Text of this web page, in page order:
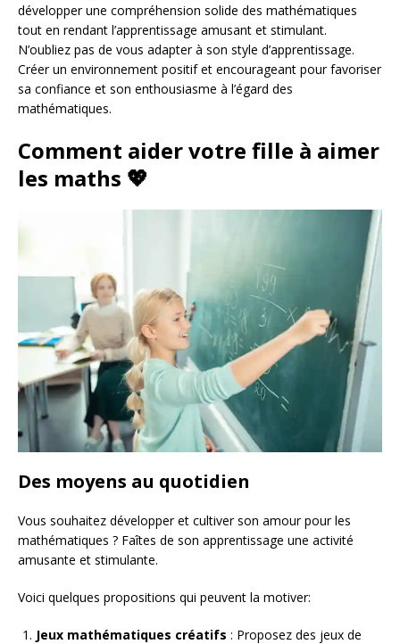
développer une compréhension solide des mathématiques
tout en rendant l’apprentissage amusant et stimulant.
N’oubliez pas de vous adapter à son style d’apprentissage.
Créer un environnement positif et encourageant pour favoriser
sa confiance et son enthousiasme à l’égard des
mathématiques.
Comment aider votre fille à aimer
les maths 💖
Des moyens au quotidien
Vous souhaitez développer et cultiver son amour pour les
mathématiques ? Faîtes de son apprentissage une activité
amusante et stimulante.
Voici quelques propositions qui peuvent la motiver:
Jeux mathématiques créatifs : Proposez des jeux de